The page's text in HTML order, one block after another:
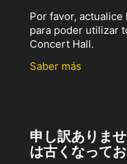
Por favor,
para poder utilizar
Concert Hall.
Saber más
申し訳ありま
は古くなって